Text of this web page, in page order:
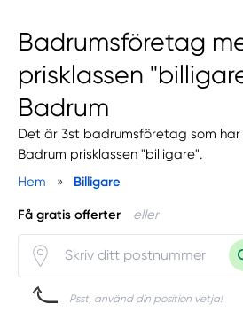
Badrumsföretag
prisklassen
Badrum
Det är 3st badrumsföretag som
Badrum prisklassen "billigare".
Hem
» Billigare
Få gratis offerter eller
Psst, använd din position vetja!